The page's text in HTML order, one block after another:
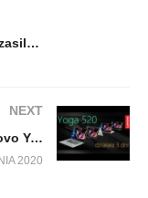
Gorzka prawda o tanich zamiennikach zasilaczy – naprawa Lenovo Z70-80
NEXT
Po zalaniu działał 3 dni – naprawa Lenovo Yoga 520
2020